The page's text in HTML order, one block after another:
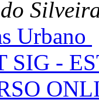
Urbano
SIG -